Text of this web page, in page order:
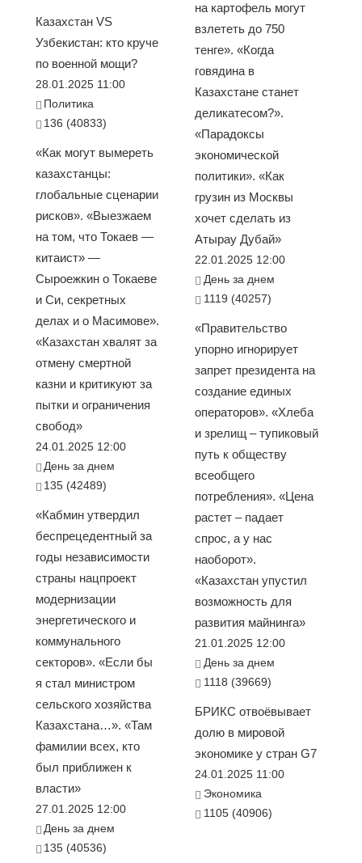
Казахстан VS
Узбекистан: кто круче
по военной мощи?
28.01.2025 11:00
Политика
136 (40833)
«Как могут вымереть
казахстанцы:
глобальные сценарии
рисков». «Выезжаем
на том, что Токаев —
китаист» —
Сыроежкин о Токаеве
и Си, секретных
делах и о Масимове».
«Казахстан хвалят за
отмену смертной
казни и критикуют за
пытки и ограничения
свобод»
24.01.2025 12:00
День за днем
135 (42489)
«Кабмин утвердил
беспрецедентный за
годы независимости
страны нацпроект
модернизации
энергетического и
коммунального
секторов». «Если бы
я стал министром
сельского хозяйства
Казахстана…». «Там
фамилии всех, кто
был приближен к
власти»
27.01.2025 12:00
День за днем
135 (40536)
на картофель могут
взлететь до 750
тенге». «Когда
говядина в
Казахстане станет
деликатесом?».
«Парадоксы
экономической
политики». «Как
грузин из Москвы
хочет сделать из
Атырау Дубай»
22.01.2025 12:00
День за днем
1119 (40257)
«Правительство
упорно игнорирует
запрет президента на
создание единых
операторов». «Хлеба
и зрелищ – тупиковый
путь к обществу
всеобщего
потребления». «Цена
растет – падает
спрос, а у нас
наоборот».
«Казахстан упустил
возможность для
развития майнинга»
21.01.2025 12:00
День за днем
1118 (39669)
БРИКС отвоёвывает
долю в мировой
экономике у стран G7
24.01.2025 11:00
Экономика
1105 (40906)